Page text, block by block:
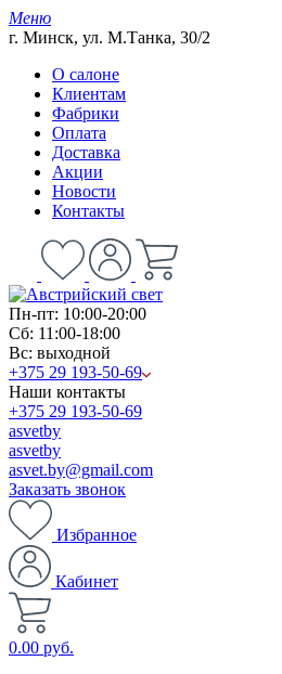
Меню
г. Минск, ул. М.Танка, 30/2
О салоне
Клиентам
Фабрики
Оплата
Доставка
Акции
Новости
Контакты
Пн-пт: 10:00-20:00
Сб: 11:00-18:00
Вс: выходной
+375 29 193-50-69
Наши контакты
+375 29 193-50-69
asvetby
asvetby
asvet.by@gmail.com
Заказать звонок
Избранное
Кабинет
0.00 руб.